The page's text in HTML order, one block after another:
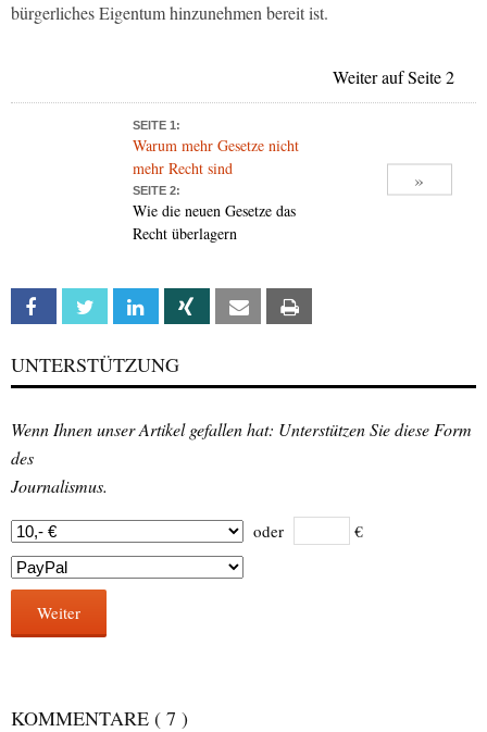
bürgerliches Eigentum hinzunehmen bereit ist.
Weiter auf Seite 2
SEITE 1:
Warum mehr Gesetze nicht
mehr Recht sind
SEITE 2:
Wie die neuen Gesetze das
Recht überlagern
»
Facebook Twitter Linkedin Xing Email
UNTERSTÜTZUNG
Wenn Ihnen unser Artikel gefallen hat: Unterstützen Sie diese Form
des
Journalismus.
oder €
Weiter
KOMMENTARE ( 7 )